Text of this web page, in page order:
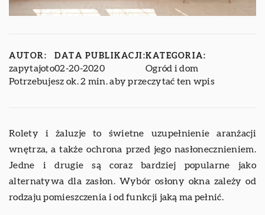
AUTOR:
zapytajoto
DATA PUBLIKACJI:
02-20-2020
KATEGORIA:
Ogród i dom
Potrzebujesz ok. 2 min. aby przeczytać ten wpis
Rolety i żaluzje to świetne uzupełnienie aranżacji
wnętrza, a także ochrona przed jego nasłonecznieniem.
Jedne i drugie są coraz bardziej popularne jako
alternatywa dla zasłon. Wybór osłony okna zależy od
rodzaju pomieszczenia i od funkcji jaką ma pełnić.